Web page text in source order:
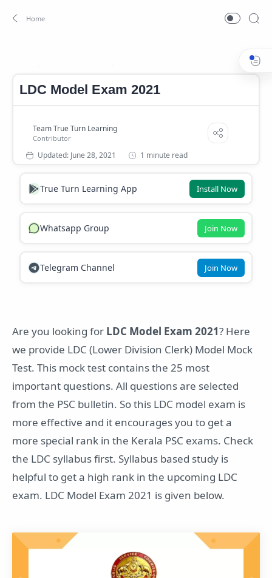
LDC Model Exam 2021
1 minute read
True Turn Learning App Install Now
Whatsapp Group Join Now
Telegram Channel Join Now
Are you looking for LDC Model Exam 2021? Here
we provide LDC (Lower Division Clerk) Model Mock
Test. This mock test contains the 25 most
important questions. All questions are selected
from the PSC bulletin. So this LDC model exam is
more effective and it encourages you to get a
more special rank in the Kerala PSC exams. Check
the LDC syllabus first. Syllabus based study is
helpful to get a high rank in the upcoming LDC
exam. LDC Model Exam 2021 is given below.